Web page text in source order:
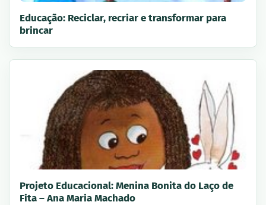
Educação: Reciclar, recriar e transformar para
brincar
Projeto Educacional: Menina Bonita do Laço de
Fita – Ana Maria Machado